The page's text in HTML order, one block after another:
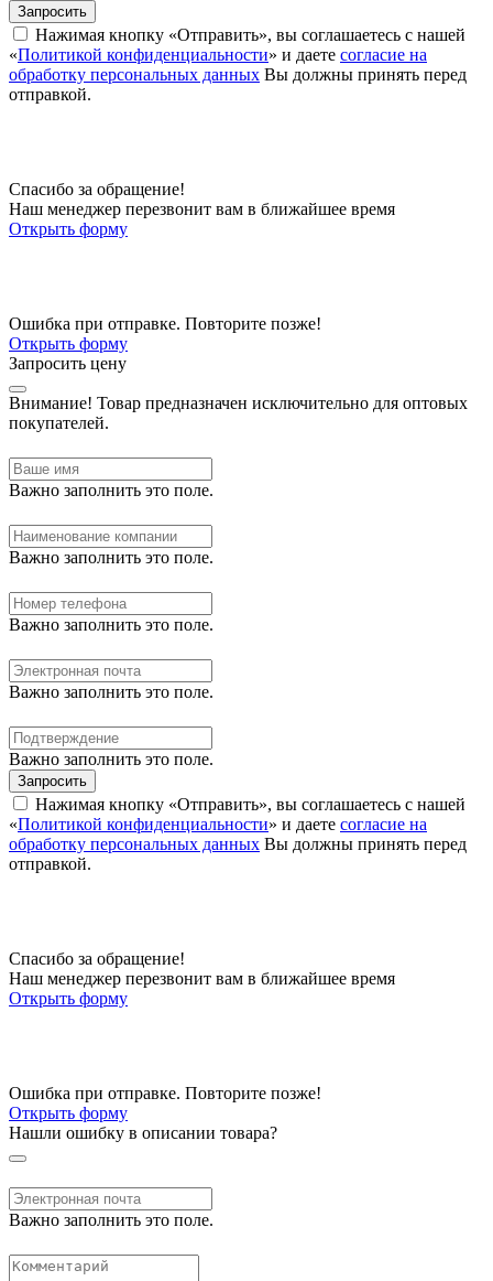
Запросить
Нажимая кнопку «Отправить», вы соглашаетесь с нашей
«Политикой конфиденциальности» и даете согласие на
обработку персональных данных Вы должны принять перед
отправкой.
Спасибо за обращение!
Наш менеджер перезвонит вам в ближайшее время
Открыть форму
Ошибка при отправке. Повторите позже!
Открыть форму
Запросить цену
Внимание! Товар предназначен исключительно для оптовых
покупателей.
Важно заполнить это поле.
Важно заполнить это поле.
Важно заполнить это поле.
Важно заполнить это поле.
Важно заполнить это поле.
Запросить
Нажимая кнопку «Отправить», вы соглашаетесь с нашей
«Политикой конфиденциальности» и даете согласие на
обработку персональных данных Вы должны принять перед
отправкой.
Спасибо за обращение!
Наш менеджер перезвонит вам в ближайшее время
Открыть форму
Ошибка при отправке. Повторите позже!
Открыть форму
Нашли ошибку в описании товара?
Важно заполнить это поле.